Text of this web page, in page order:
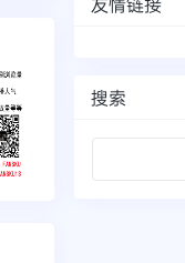
搜索